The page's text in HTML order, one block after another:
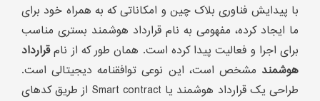
با پیدایش فناوری بلاک چین و امکاناتی که به همراه خود برای
ما ایجاد کرده، مفهومی به نام قرارداد هوشمند بستری مناسب
برای اجرا و فعالیت پیدا کرده است. همان طور که از نامقرارداد
هوشمند مشخص است، این نوعی توافقنامه دیجیتالی است.
طراحی یک قرارداد هوشمند یا Smart contract از طریق کدهای